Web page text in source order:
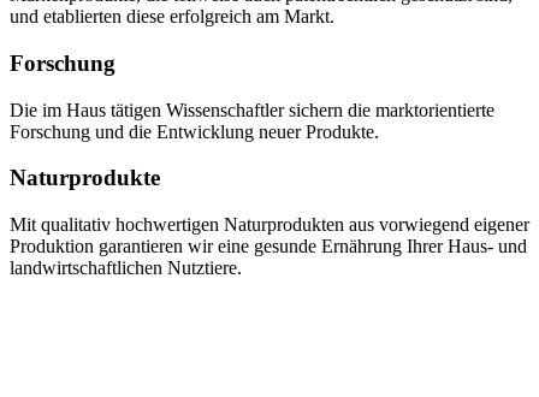
und etablierten diese erfolgreich am Markt.
Forschung
Die im Haus tätigen Wissenschaftler sichern die marktorientierte
Forschung und die Entwicklung neuer Produkte.
Naturprodukte
Mit qualitativ hochwertigen Naturprodukten aus vorwiegend eigener
Produktion garantieren wir eine gesunde Ernährung Ihrer Haus- und
landwirtschaftlichen Nutztiere.